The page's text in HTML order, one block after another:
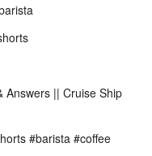
Answers || Cruise Ship
#barista #coffee